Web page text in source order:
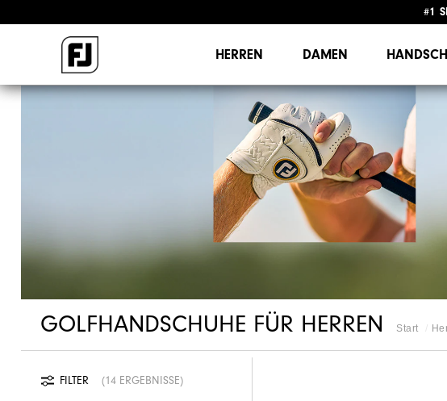
#1
HERREN DAMEN
Start
GOLFHANDSCHUHE FÜR HERREN
FILTER 14 ERGEBNISSE